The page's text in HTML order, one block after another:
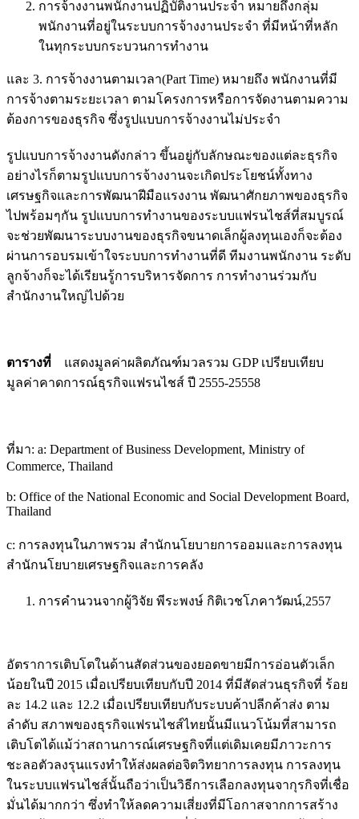
การจ้างงานพนักงานปฏิบัติงานประจำ หมายถึงกลุ่ม
พนักงานที่อยู่ในระบบการจ้างงานประจำ ที่มีหน้าที่หลัก
ในทุกระบบกระบวนการทำงาน
และ 3. การจ้างงานตามเวลา(Part Time) หมายถึง พนักงานที่มี
การจ้างตามระยะเวลา ตามโครงการหรือการจัดงานตามความ
ต้องการของธุรกิจ ซึ่งรูปแบบการจ้างงานไม่ประจำ
รูปแบบการจ้างงานดังกล่าว ขึ้นอยู่กับลักษณะของแต่ละธุรกิจ
อย่างไรก็ตามรูปแบบการจ้างงานจะเกิดประโยชน์ทั้งทาง
เศรษฐกิจและการพัฒนาฝีมือแรงงาน พัฒนาศักยภาพของธุรกิจ
ไปพร้อมๆกัน รูปแบบการทำงานของระบบแฟรนไชส์ที่สมบูรณ์
จะช่วยพัฒนาระบบงานของธุรกิจขนาดเล็กผู้ลงทุนเองก็จะต้อง
ผ่านการอบรมเข้าใจระบบการทำงานที่ดี ทีมงานพนักงาน ระดับ
ลูกจ้างก็จะได้เรียนรู้การบริหารจัดการ การทำงานร่วมกับ
สำนักงานใหญ่ไปด้วย
ตารางที่ แสดงมูลค่าผลิตภัณฑ์มวลรวม GDP เปรียบเทียบ
มูลค่าคาดการณ์ธุรกิจแฟรนไชส์ ปี 2555-25558
ที่มา: a: Department of Business Development, Ministry of
Commerce, Thailand
b: Office of the National Economic and Social Development Board,
Thailand
c: การลงทุนในภาพรวม สำนักนโยบายการออมและการลงทุน
สำนักนโยบายเศรษฐกิจและการคลัง
การคำนวนจากผู้วิจัย พีระพงษ์ กิติเวชโภคาวัฒน์,2557
อัตราการเติบโตในด้านสัดส่วนของยอดขายมีการอ่อนตัวเล็ก
น้อยในปี 2015 เมื่อเปรียบเทียบกับปี 2014 ที่มีสัดส่วนธุรกิจที่ ร้อย
ละ 14.2 และ 12.2 เมื่อเปรียบเทียบกับระบบค้าปลีกค้าส่ง ตาม
ลำดับ สภาพของธุรกิจแฟรนไชส์ไทยนั้นมีแนวโน้มที่สามารถ
เติบโตได้แม้ว่าสถานการณ์เศรษฐกิจที่แต่เดิมเคยมีภาวะการ
ชะลอตัวลงรุนแรงทำให้ส่งผลต่อจิตวิทยาการลงทุน การลงทุน
ในระบบแฟรนไชส์นั้นถือว่าเป็นวิธีการเลือกลงทุนจากุรกิจที่เชื่อ
มั่นได้มากกว่า ซึ่งทำให้ลดความเสี่ยงที่มีโอกาสจากการสร้าง